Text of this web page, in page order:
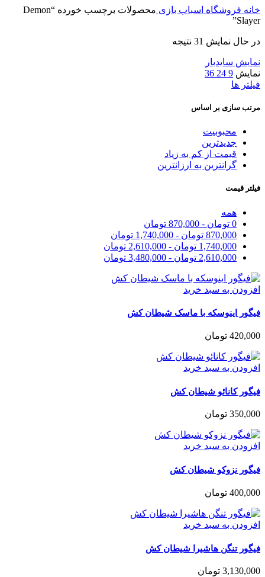
خانه فروشگاه اسباب بازی
محصولات برچسب خورده “Demon
Slayer”
در حال نمایش 31 نتیجه
نمایش سایدبار
نمایش 9
24
36
فیلتر ها
مرتب سازی بر اساس
محبوبیت
جدیدترین
قیمت از کم به زیاد
گرانترین به ارزانترین
فیلتر قیمت
همه
0 تومان -
870,000 تومان
870,000 تومان -
1,740,000 تومان
1,740,000 تومان -
2,610,000 تومان
2,610,000 تومان -
3,480,000 تومان
افزودن به سبد خرید
فیگور اینوسکه با ماسک شیطان کش
420,000 تومان
افزودن به سبد خرید
فیگور کانائو شیطان کش
350,000 تومان
افزودن به سبد خرید
فیگور نزوکو شیطان کش
400,000 تومان
افزودن به سبد خرید
فیگور تنگن هاشیرا شیطان کش
3,130,000 تومان